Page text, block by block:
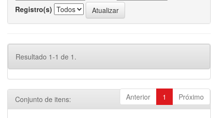
Registro(s)
Resultado 1-1 de 1.
Anterior 1 Próximo
Conjunto de itens: